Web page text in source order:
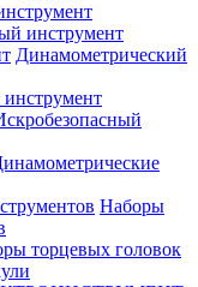
инструмент
Динамометрический
Наборы
торцевых головок